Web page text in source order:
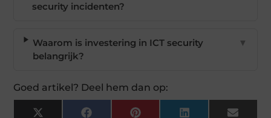
security incidenten?
Waarom is investering in ICT security
belangrijk?
▼
Goed artikel? Deel hem dan op: